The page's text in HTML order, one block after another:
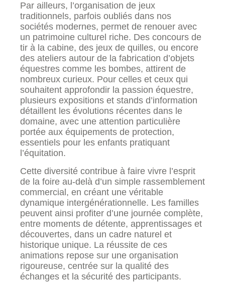
Par ailleurs, l’organisation de jeux
traditionnels, parfois oubliés dans nos
sociétés modernes, permet de renouer avec
un patrimoine culturel riche. Des concours de
tir à la cabine, des jeux de quilles, ou encore
des ateliers autour de la fabrication d’objets
équestres comme les bombes, attirent de
nombreux curieux. Pour celles et ceux qui
souhaitent approfondir la passion équestre,
plusieurs expositions et stands d’information
détaillent les évolutions récentes dans le
domaine, avec une attention particulière
portée aux équipements de protection,
essentiels pour les enfants pratiquant
l’équitation.
Cette diversité contribue à faire vivre l’esprit
de la foire au-delà d’un simple rassemblement
commercial, en créant une véritable
dynamique intergénérationnelle. Les familles
peuvent ainsi profiter d’une journée complète,
entre moments de détente, apprentissages et
découvertes, dans un cadre naturel et
historique unique. La réussite de ces
animations repose sur une organisation
rigoureuse, centrée sur la qualité des
échanges et la sécurité des participants.